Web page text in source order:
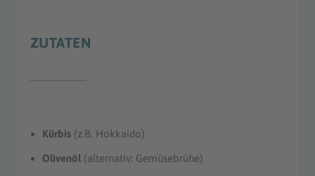
ZUTATEN
Kürbis(z.B. Hokkaido)
Olivenöl(alternativ: Gemüsebrühe)